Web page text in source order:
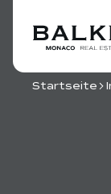
Startseite